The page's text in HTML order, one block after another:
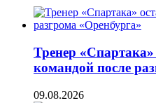
Тренер «Спартака»
командой после
09.08.2026